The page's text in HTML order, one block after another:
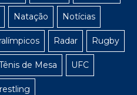
Natação Notícias
Radar Rugby
de Mesa UFC